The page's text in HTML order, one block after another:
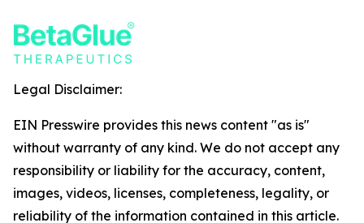
Legal Disclaimer:
EIN Presswire provides this news content "as is"
without warranty of any kind. We do not accept any
responsibility or liability for the accuracy, content,
images, videos, licenses, completeness, legality, or
reliability of the information contained in this article.